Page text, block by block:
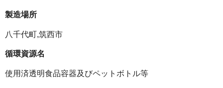
製造場所
八千代町,筑西市
循環資源名
使用済透明食品容器及びペットボトル等